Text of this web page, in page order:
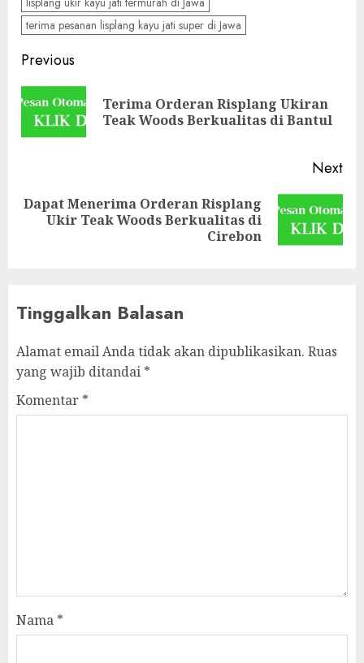
terima pesanan lisplang kayu jati super di Jawa
Previous
Terima Orderan Risplang Ukiran
Teak Woods Berkualitas di Bantul
Next
Dapat Menerima Orderan Risplang
Ukir Teak Woods Berkualitas di
Cirebon
Tinggalkan Balasan
Alamat email Anda tidak akan dipublikasikan. Ruas
yang wajib ditandai *
Komentar *
Nama *